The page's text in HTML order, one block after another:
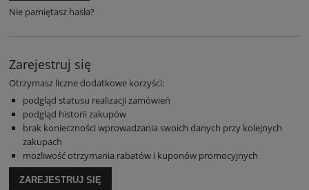
Nie pamiętasz hasła?
Zarejestruj się
Otrzymasz liczne dodatkowe korzyści:
podgląd statusu realizacji zamówień
podgląd historii zakupów
brak konieczności wprowadzania swoich danych przy kolejnych
zakupach
możliwość otrzymania rabatów i kuponów promocyjnych
ZAREJESTRUJ SIĘ